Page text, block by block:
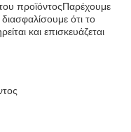
του προϊόντοςΠαρέχουμε
ότι το
και επισκευάζεται